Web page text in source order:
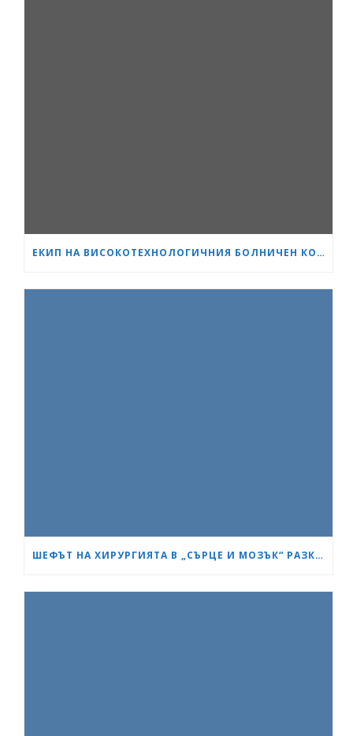
ЕКИП НА ВИСОКОТЕХНОЛОГИЧНИЯ БОЛНИЧЕН КОМПЛЕКС „СЪРЦЕ И МОЗЪК“ – ПЛЕВЕН ИЗВЪРШИ ЕДНА ОТ НАЙ-СЛОЖНИТЕ ОПЕРАЦИИ В ОНКОЛОГИЧНАТА ХИРУРГИЯ
ШЕФЪТ НА ХИРУРГИЯТА В „СЪРЦЕ И МОЗЪК“ РАЗКРИ КАК СА ИЗТРЪГНАЛИ ОТ СМЪРТТА ОЦЕЛЕЛИЯ ОТ КАСАПНИЦАТА НА „ТРАКИЯ“